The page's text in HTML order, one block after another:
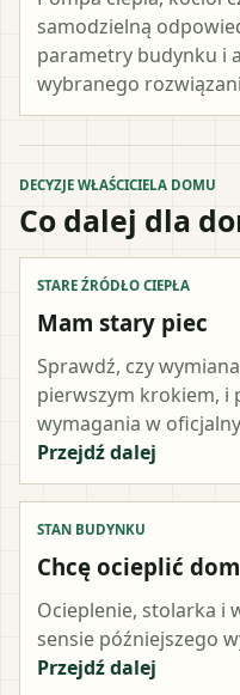
samodzielną
parametry budynku i
wybranego
DECYZJE WŁAŚCICIELA DOMU
Co dalej dla
STARE ŹRÓDŁO CIEPŁA
Mam stary piec
Sprawdź, czy
pierwszym krokiem, i
wymagania w
Przejdź dalej
STAN BUDYNKU
Chcę ocieplić dom
Ocieplenie, stolarka i
sensie późniejszego
Przejdź dalej